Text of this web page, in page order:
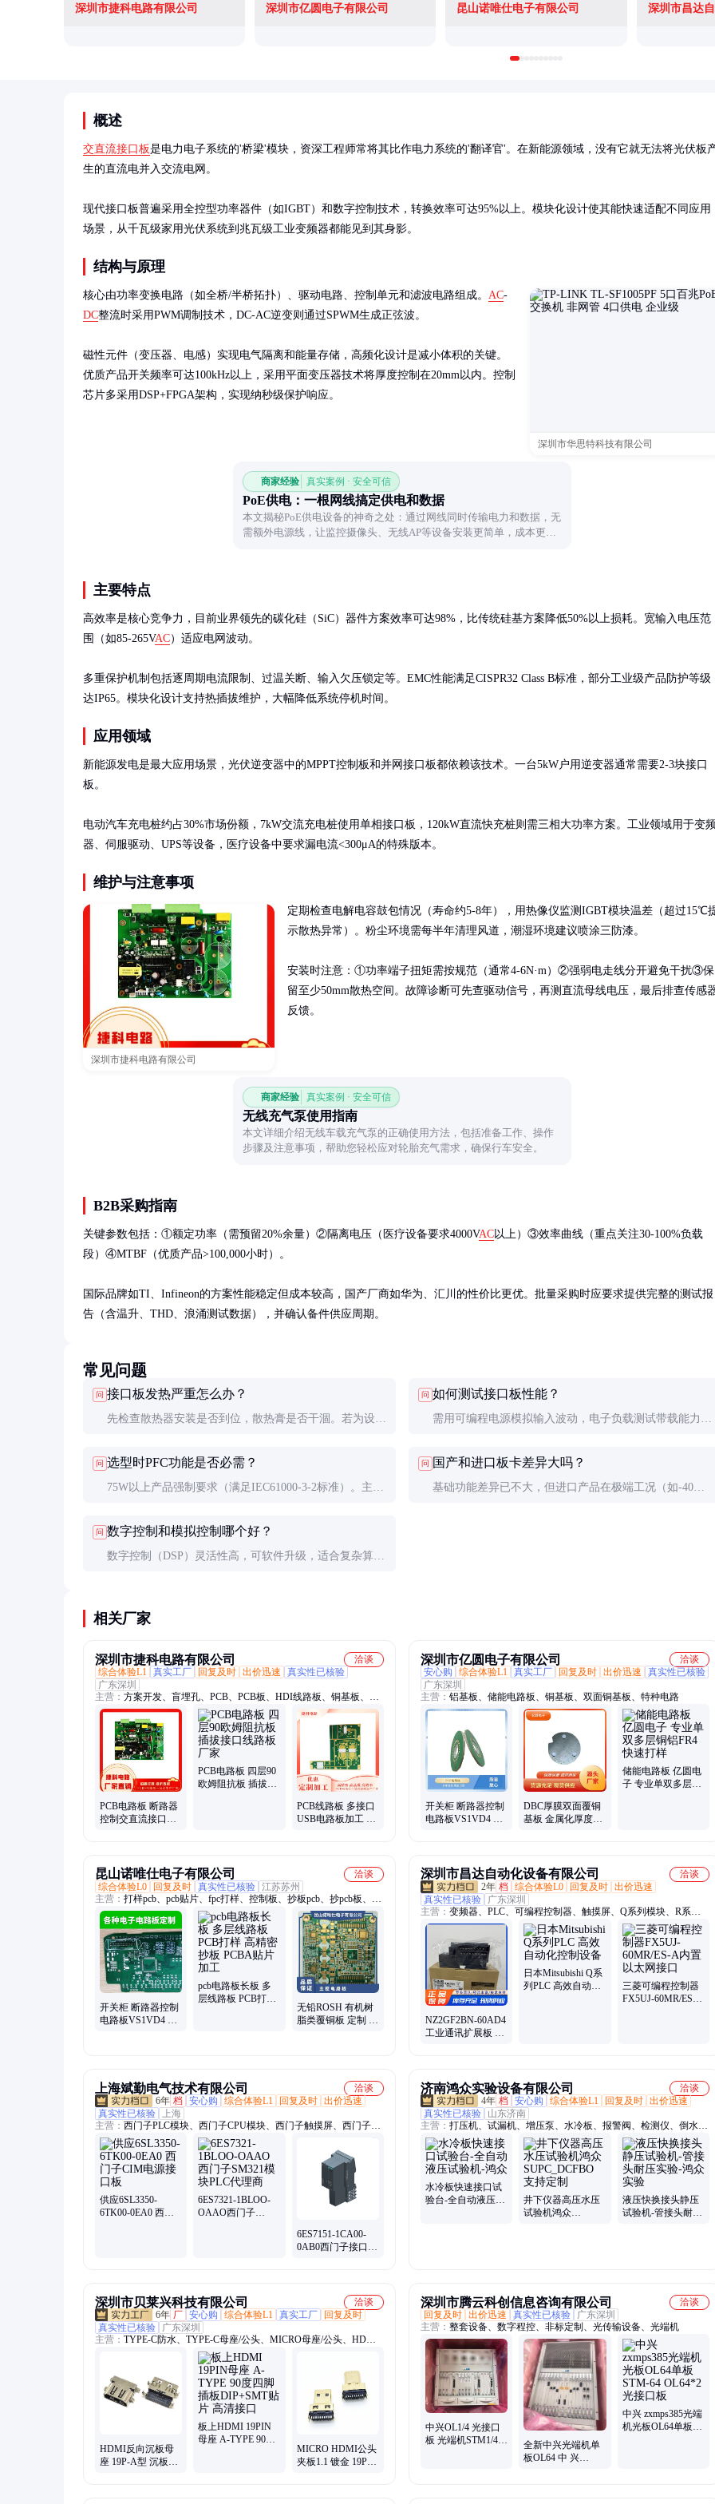
深圳市捷科电路有限公司 深圳市亿圆电子有限公司 昆山诺唯仕电子有限公司 深圳市昌达
概述
交直流接口板是电力电子系统的'桥梁'模块，资深工程师常将其比作电力系统的'翻译官'。在新能源领域，没有它就无法将光伏板
生的直流电并入交流电网。
现代接口板普遍采用全控型功率器件（如IGBT）和数字控制技术，转换效率可达95%以上。模块化设计使其能快速适配不同应用
场景，从千瓦级家用光伏系统到兆瓦级工业变频器都能见到其身影。
结构与原理
深圳市华思特科技有限公司
核心由功率变换电路（如全桥/半桥拓扑）、驱动电路、控制单元和滤波电路组成。 AC-
DC整流时采用PWM调制技术，DC-AC逆变则通过SPWM生成正弦波。
磁性元件（变压器、电感）实现电气隔离和能量存储，高频化设计是减小体积的关键。
优质产品开关频率可达100kHz以上，采用平面变压器技术将厚度控制在20mm以内。控制
芯片多采用DSP+FPGA架构，实现纳秒级保护响应。
商家经验 真实案例 · 安全可信
PoE供电：一根网线搞定供电和数据
本文揭秘PoE供电设备的神奇之处：通过网线同时传输电力和数据，无
需额外电源线，让监控摄像头、无线AP等设备安装更简单，成本更
主要特点
高效率是核心竞争力，目前业界领先的碳化硅（SiC）器件方案效率可达98%，比传统硅基方案降低50%以上损耗。宽输入电压范
围（如85-265VAC）适应电网波动。
多重保护机制包括逐周期电流限制、过温关断、输入欠压锁定等。EMC性能满足CISPR32 Class B标准，部分工业级产品防护等级
达IP65。模块化设计支持热插拔维护，大幅降低系统停机时间。
应用领域
新能源发电是最大应用场景，光伏逆变器中的MPPT控制板和并网接口板都依赖该技术。一台5kW户用逆变器通常需要2-3块接口
板。
电动汽车充电桩约占30%市场份额，7kW交流充电桩使用单相接口板，120kW直流快充桩则需三相大功率方案。工业领域用于变频
器、伺服驱动、UPS等设备，医疗设备中要求漏电流<300μA的特殊版本。
维护与注意事项
深圳市捷科电路有限公司
定期检查电解电容鼓包情况（寿命约5-8年），用热像仪监测IGBT模块温差（超过15℃
示散热异常）。粉尘环境需每半年清理风道，潮湿环境建议喷涂三防漆。
安装时注意：①功率端子扭矩需按规范（通常4-6N·m）②强弱电走线分开避免干扰③保
留至少50mm散热空间。故障诊断可先查驱动信号，再测直流母线电压，最后排查传感
反馈。
商家经验 真实案例 · 安全可信
无线充气泵使用指南
本文详细介绍无线车载充气泵的正确使用方法，包括准备工作、操作
步骤及注意事项，帮助您轻松应对轮胎充气需求，确保行车安全。
B2B采购指南
关键参数包括：①额定功率（需预留20%余量）②隔离电压（医疗设备要求4000VAC以上）③效率曲线（重点关注30-100%负载
段）④MTBF（优质产品>100,000小时）。
国际品牌如TI、Infineon的方案性能稳定但成本较高，国产厂商如华为、汇川的性价比更优。批量采购时应要求提供完整的测试报
告（含温升、THD、浪涌测试数据），并确认备件供应周期。
常见问题
问 接口板发热严重怎么办？
先检查散热器安装是否到位，散热膏是否干涸。若为设计
代反激）。环境温度超过45℃时需降额使用。
问 如何测试接口板性能？
需用可编程电源模拟输入波动，电子负载测试带载能力，
响应时间③THD（应<3%）④短路恢复能力。
问 选型时PFC功能是否必需？
75W以上产品强制要求（满足IEC61000-3-2标准）。主动
但能减小输入电流谐波，推荐用于精密设备。
问 国产和进口板卡差异大吗？
基础功能差异已不大，但进口产品在极端工况（如-40℃
问 数字控制和模拟控制哪个好？
数字控制（DSP）灵活性高，可软件升级，适合复杂算
相关厂家
深圳市捷科电路有限公司
洽谈
综合体验L1 真实工厂 回复及时 出价迅速
真实性已核验
广东深圳
主营： 方案开发、盲埋孔、PCB、PCB板、HDI线路板、铜基板、铝
基板、厚铜板、PCB电路板、PCB线路板、高频板、FPC板、双面铜
基板、双面铝基板、双面板、多层板、线路板、PCBA设计、APP开
发、SMT贴片
PCB电路板 断路器
控制交直流接口板
PCB电路板 四层90
欧姆阻抗板 插拔接
PCB线路板 多接口
USB电路板加工 抄
深圳市亿圆电子有限公司
洽谈
安心购
综合体验L1 真实工厂 回复及时 出价迅速
真实性已核验
广东深圳
主营： 铝基板、储能电路板、铜基板、双面铜基板、特种电路
开关柜 断路器控制
电路板VS1VD4 交
DBC厚膜双面覆铜
基板 金属化厚度
储能电路板 亿圆电
子 专业单双多层铜
昆山诺唯仕电子有限公司
洽谈
综合体验L0
回复及时 真实性已核验 江苏苏州
主营： 打样pcb、pcb贴片、fpc打样、控制板、抄板pcb、抄pcb板、板
打样、fpc抄板、模板smt、玻纤板、柔性板、铝基板、fr4软板、电路
板、双面板、铜基板、pcb制造、pcb电路、pcb电子、smt贴片、smt样
品、仪器pcb、显示屏、连接器、pcb设计
开关柜 断路器控制
电路板VS1VD4 交
pcb电路板长板 多
层线路板 PCB打样
无铅ROSH 有机树
脂类覆铜板 定制 多
深圳市昌达自动化设备有限公司
洽谈
2年 档 综合体验L0 回复及时 出价迅速
真实性已核验
广东深圳
主营： 变频器、PLC、可编程控制器、触摸屏、Q系列模块、R系列
模块、cc-link模块、运动控制模块、AJ65VBTCU-、FX5UC-32MT、
FX5-32ET/D、Q06UDVCPU、数字输入模块、IP模块、三菱CC-
Link、NZ2GFSS2-、PLC远程设备、三菱远程设备站、以太网I/O模
块、I/O模块、工业PLC系统、控制模块、一拖五变频器、黑色通讯模
块、R08CPU模块
NZ2GF2BN-60AD4
工业通讯扩展板 6
日本Mitsubishi Q系
列PLC 高效自动化
三菱可编程控制器
FX5UJ-60MR/ES-A
上海斌勤电气技术有限公司
洽谈
6年 档 安心购 综合体验L1 回复及时 出价迅速
真实性已核验
上海
主营： 西门子PLC模块、西门子CPU模块、西门子触摸屏、西门子
CIM电源接口板、西门子电机、西门子数控伺服系统、西门子变频
器、奥托尼克斯中国总代理
供应6SL3350-
6TK00-0EA0 西门
6ES7321-1BLOO-
OAAO西门子
6ES7151-1CA00-
0AB0西门子接口模
济南鸿众实验设备有限公司
洽谈
4年 档 安心购 综合体验L1 回复及时 出价迅速
真实性已核验
山东济南
主营： 打压机、试漏机、增压泵、水冷板、报警阀、检测仪、倒水
机、实验机、测试台、安全阀、加压泵、测试仪、试验机、胀管机、
储气瓶、灌装泵、试验台、调校仪、增压装置、组合开关、超高压
泵、胀接设备、充气装置、测试系统、检测设备、泄露检测
水冷板快速接口试
验台-全自动液压试
井下仪器高压水压
试验机鸿众
液压快换接头静压
试验机-管接头耐压
深圳市贝莱兴科技有限公司
洽谈
6年 厂 安心购 综合体验L1 真实工厂
回复及时
真实性已核验
广东深圳
主营： TYPE-C防水、TYPE-C母座/公头、MICRO母座/公头、HDMI
反向沉板母座、HDMI母座/公头、MINI母座/公头、MICRO/USB防
HDMI反向沉板母
座 19P-A型 沉板
板上HDMI 19PIN
母座 A-TYPE 90度
MICRO HDMI公头
夹板1.1 镀金 19PIN
深圳市腾云科创信息咨询有限公司
洽谈
回复及时 出价迅速 真实性已核验
广东深圳
主营： 整套设备、数字程控、非标定制、光传输设备、光端机
中兴OL1/4 光接口
板 光端机STM1/4
全新中兴光端机单
板OL64 中 兴
中兴 zxmps385光端
机光板OL64单板